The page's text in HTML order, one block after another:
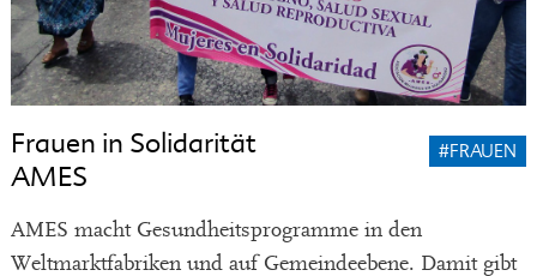
Frauen in Solidarität
AMES
#FRAUEN
AMES macht Gesundheitsprogramme in den
Weltmarktfabriken und auf Gemeindeebene. Damit gibt